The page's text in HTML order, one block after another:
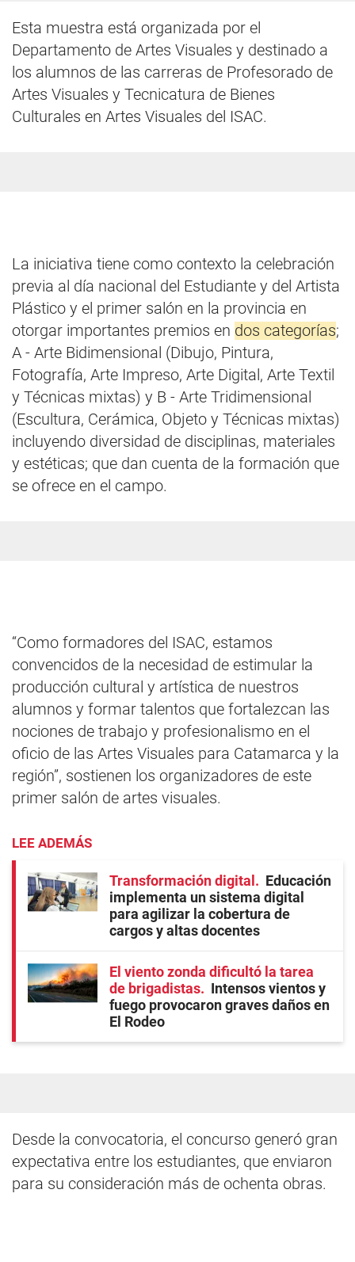
Esta muestra está organizada por el
Departamento de Artes Visuales y destinado a
los alumnos de las carreras de Profesorado de
Artes Visuales y Tecnicatura de Bienes
Culturales en Artes Visuales del ISAC.
La iniciativa tiene como contexto la celebración
previa al día nacional del Estudiante y del Artista
Plástico y el primer salón en la provincia en
otorgar importantes premios en dos categorías;
A - Arte Bidimensional (Dibujo, Pintura,
Fotografía, Arte Impreso, Arte Digital, Arte Textil
y Técnicas mixtas) y B - Arte Tridimensional
(Escultura, Cerámica, Objeto y Técnicas mixtas)
incluyendo diversidad de disciplinas, materiales
y estéticas; que dan cuenta de la formación que
se ofrece en el campo.
“Como formadores del ISAC, estamos
convencidos de la necesidad de estimular la
producción cultural y artística de nuestros
alumnos y formar talentos que fortalezcan las
nociones de trabajo y profesionalismo en el
oficio de las Artes Visuales para Catamarca y la
región”, sostienen los organizadores de este
primer salón de artes visuales.
LEE ADEMÁS
Transformación digital
Educación
implementa un sistema digital
para agilizar la cobertura de
cargos y altas docentes
El viento zonda dificultó la tarea
de brigadistas
Intensos vientos y
fuego provocaron graves daños en
El Rodeo
Desde la convocatoria, el concurso generó gran
expectativa entre los estudiantes, que enviaron
para su consideración más de ochenta obras.